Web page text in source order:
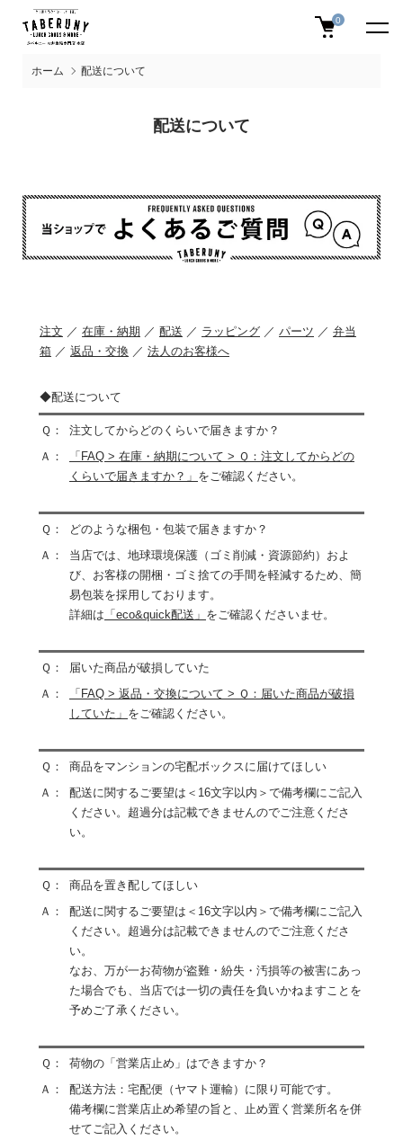
0
ホーム 配送について
配送について
注文 ／ 在庫・納期 ／ 配送 ／ ラッピング ／ パーツ ／ 弁当
箱 ／ 返品・交換 ／ 法人のお客様へ
◆配送について
Ｑ：
注文してからどのくらいで届きますか？
Ａ：
「FAQ > 在庫・納期について > Ｑ：注文してからどの
くらいで届きますか？」 をご確認ください。
Ｑ：
どのような梱包・包装で届きますか？
Ａ：
当店では、地球環境保護（ゴミ削減・資源節約）およ
び、お客様の開梱・ゴミ捨ての手間を軽減するため、簡
易包装を採用しております。
詳細は 「eco&quick配送」 をご確認くださいませ。
Ｑ：
届いた商品が破損していた
Ａ：
「FAQ > 返品・交換について > Ｑ：届いた商品が破損
していた」 をご確認ください。
Ｑ：
商品をマンションの宅配ボックスに届けてほしい
Ａ：
配送に関するご要望は＜16文字以内＞で備考欄にご記入
ください。超過分は記載できませんのでご注意くださ
い。
Ｑ：
商品を置き配してほしい
Ａ：
配送に関するご要望は＜16文字以内＞で備考欄にご記入
ください。超過分は記載できませんのでご注意くださ
い。
なお、万が一お荷物が盗難・紛失・汚損等の被害にあっ
た場合でも、当店では一切の責任を負いかねますことを
予めご了承ください。
Ｑ：
荷物の「営業店止め」はできますか？
Ａ：
配送方法：宅配便（ヤマト運輸）に限り可能です。
備考欄に営業店止め希望の旨と、止め置く営業所名を併
せてご記入ください。